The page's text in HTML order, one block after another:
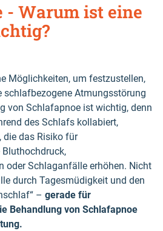
- Warum ist eine
Möglichkeiten, um festzustellen,
schlafbezogene Atmungsstörung
von Schlafapnoe ist wichtig, denn
des Schlafs kollabiert,
die das Risiko für
Bluthochdruck,
oder Schlaganfälle erhöhen. Nicht
durch Tagesmüdigkeit und den
– gerade für
Behandlung von Schlafapnoe